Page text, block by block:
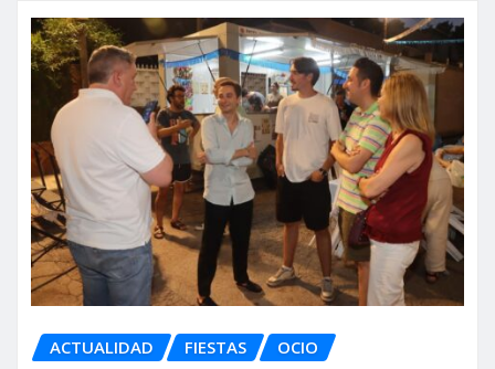
ACTUALIDAD FIESTAS OCIO